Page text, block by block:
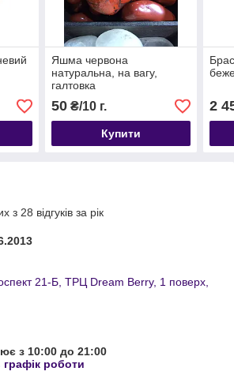
Яшма червона
натуральна, на вагу,
галтовка
50₴/10 г.
Купити
2
з 28 відгуків за рік
21-Б, ТРЦ Dream Berry, 1 поверх,
з 10:00 до 21:00
роботи